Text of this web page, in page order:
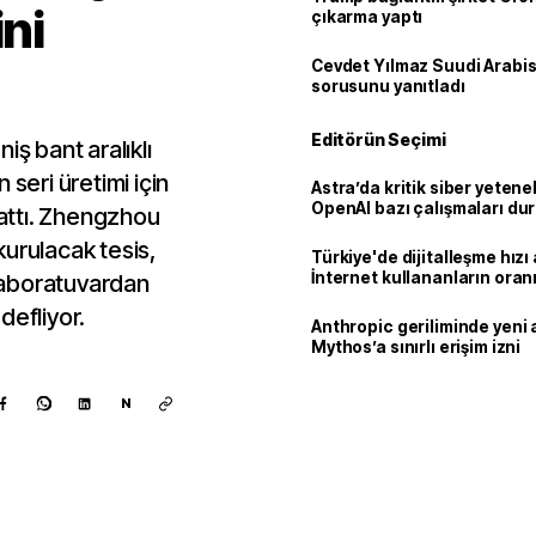
bant aralıklı
seri üretimi için
Zhengzhou
tesis,
N
çıkarma yaptı
Cevdet Yılmaz Suudi
sorusunu yanıtladı
Editörün Seçimi
Astra’da kritik siber
OpenAI bazı çalışmaları
Türkiye'de dijitalleşme hızı
İnternet kullananların
Anthropic geriliminde yeni
Mythos’a sınırlı erişim izni